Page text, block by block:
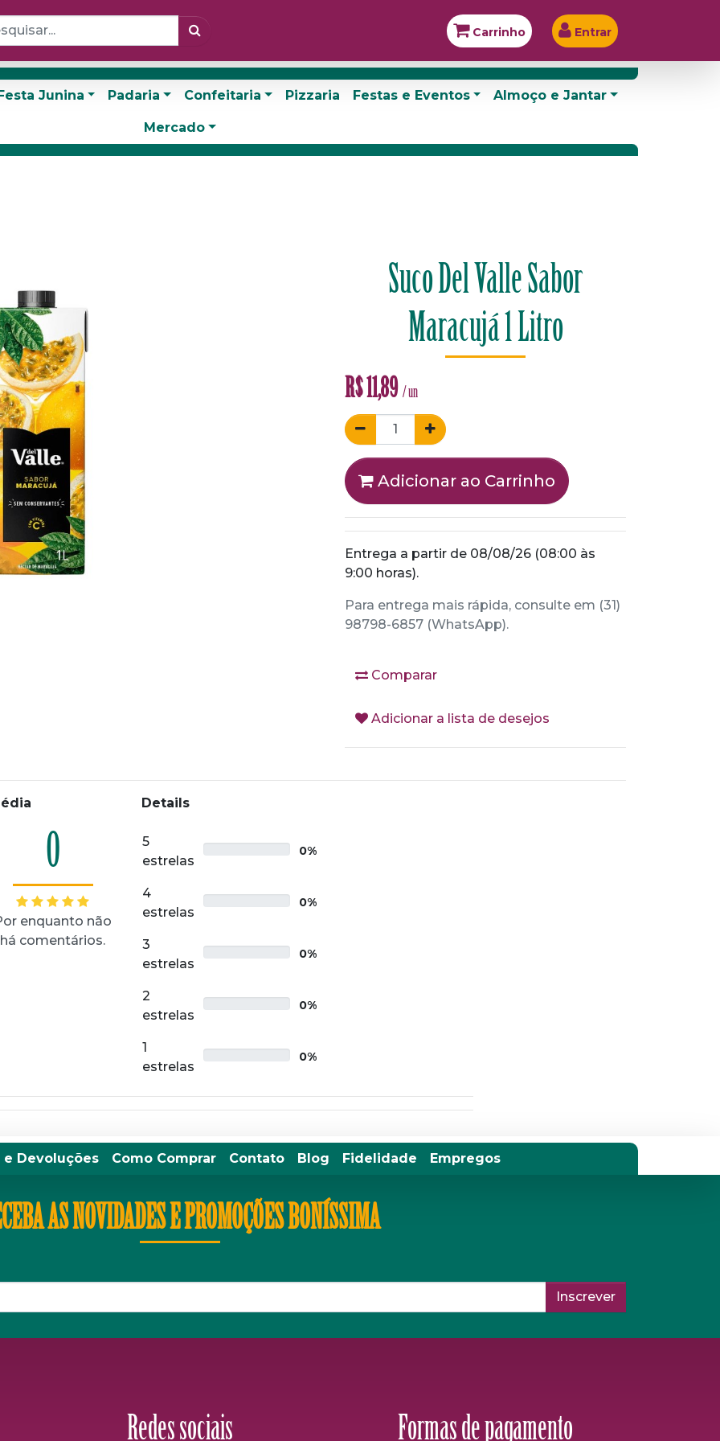
Carrinho Entrar
Junina Padaria Confeitaria Pizzaria Festas e Eventos Almoço e Jantar
Mercado
Suco Del Valle Sabor
Maracujá 1 Litro
R$11,89 / un
Adicionar ao Carrinho
Entrega a partir de 08/08/26 (08:00 às
9:00 horas).
Para entrega mais rápida, consulte em (31)
98798-6857 (WhatsApp).
Comparar
Adicionar a lista de desejos
0
enquanto não
há comentários.
Details
5
estrelas
0%
4
estrelas
0%
3
estrelas
0%
2
estrelas
0%
1
estrelas
0%
e Devoluções Como Comprar Contato Blog Fidelidade Empregos
AS NOVIDADES E PROMOÇÕES BONÍSSIMA
Inscrever
Redes sociais Formas de pagamento